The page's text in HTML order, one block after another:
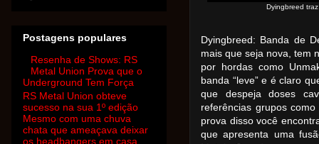
Dyingbreed
Dyingbreed: Banda de
mais que seja nova, tem
por hordas como
banda “leve” e é claro
que despeja doses
referências grupos
prova disso você
que apresenta uma
Postagens populares
Resenha de Shows: RS
Metal Union Prova que o
Underground Tem Força
RS Metal Union obteve
sucesso na sua 1º edição
Mesmo com uma chuva
chata que ameaçava deixar
os headbangers em casa,